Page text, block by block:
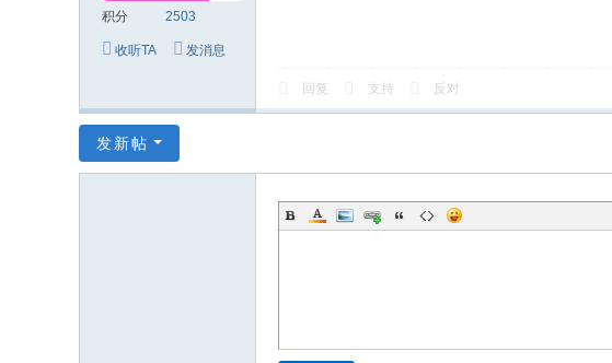
积分 2503
收听TA 发消息
回复 支持 反对
发新帖